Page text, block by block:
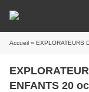
Accueil » EXPLORATEURS DE
ENFANTS 20